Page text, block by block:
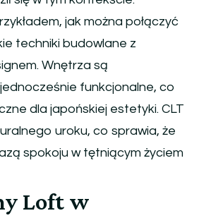
jak można połączyć
techniki budowlane z
Wnętrza są
funkcjonalne, co
dla japońskiej estetyki. CLT
uroku, co sprawia, że
spokoju w tętniącym życiem
Loft w